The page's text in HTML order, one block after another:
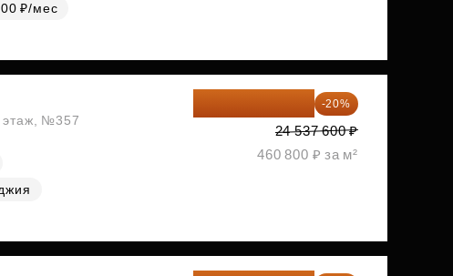
₽/мес
этаж, №357
-20%
24 537 600 ₽
460 800 ₽ за м²